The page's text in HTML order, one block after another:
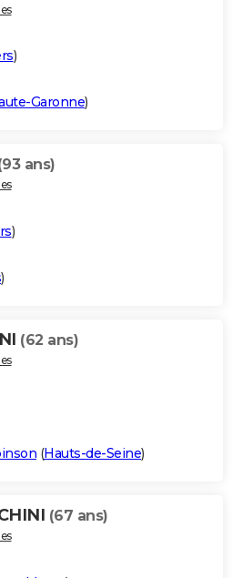
)
Garonne)
ans)
)
)
(62 ans)
(Hauts-de-Seine)
(67 ans)